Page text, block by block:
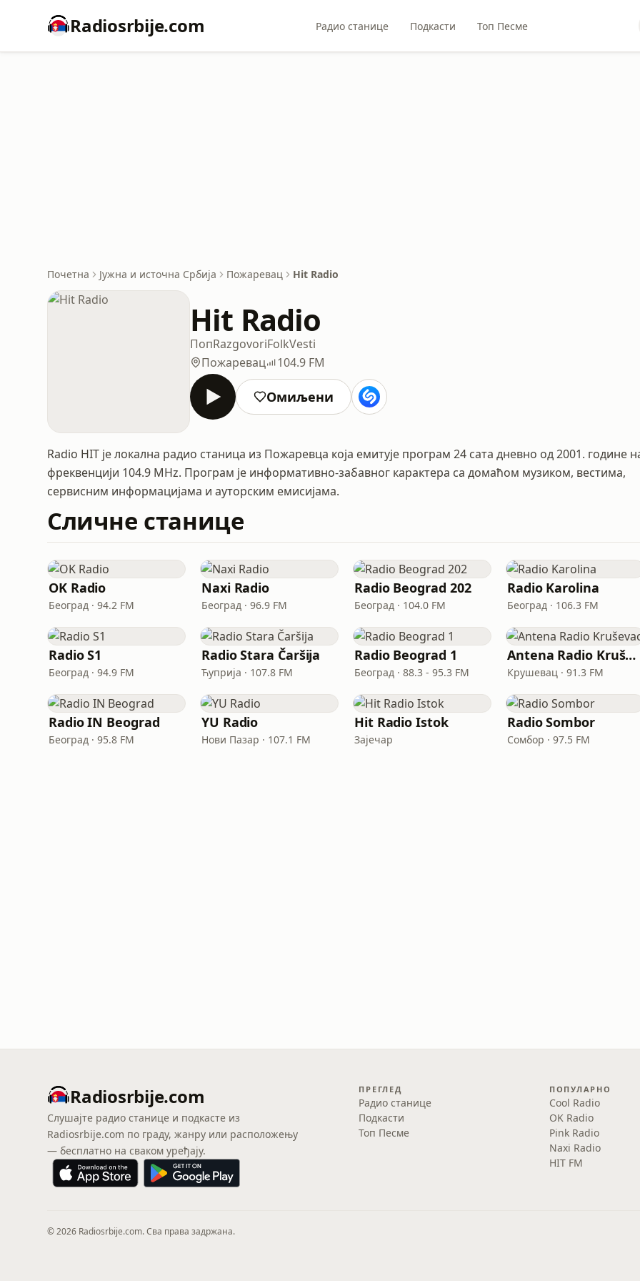
Radiosrbije.com Радио станице Подкасти Топ Песме
Почетна Јужна и источна Србија Пожаревац Hit Radio
Hit Radio
ПопRazgovoriFolkVesti
Пожаревац
104.9 FM
Омиљени
Radio HIT је локална радио станица из Пожаревца која емитује програм 24 сата дневно од 2001. године
фреквенцији 104.9 MHz. Програм је информативно-забавног карактера са домаћом музиком, вестима,
сервисним информацијама и ауторским емисијама.
Сличне станице
OK Radio
Београд · 94.2 FM
Naxi Radio
Београд · 96.9 FM
Radio Beograd 202
Београд · 104.0 FM
Radio Karolina
Београд · 106.3 FM
Radio S1
Београд · 94.9 FM
Radio Stara Čaršija
Ћуприја · 107.8 FM
Radio Beograd 1
Београд · 88.3 - 95.3 FM
Antena Radio Kruševac
Крушевац · 91.3 FM
Radio IN Beograd
Београд · 95.8 FM
YU Radio
Нови Пазар · 107.1 FM
Hit Radio Istok
Зајечар
Radio Sombor
Сомбор · 97.5 FM
Radiosrbije.com
Слушајте радио станице и подкасте из
Radiosrbije.com по граду, жанру или расположењу
— бесплатно на сваком уређају.
ПРЕГЛЕД
Радио станице
Подкасти
Топ Песме
ПОПУЛАРНО
Cool Radio
OK Radio
Pink Radio
Naxi Radio
HIT FM
© 2026 Radiosrbije.com. Сва права задржана.